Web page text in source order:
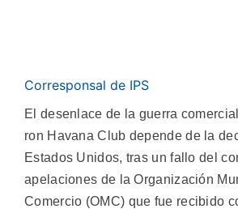
Corresponsal de IPS
El desenlace de la guerra
ron Havana Club depende de la
Estados Unidos, tras un fallo del
apelaciones de la Organización
Comercio (OMC) que fue recibido